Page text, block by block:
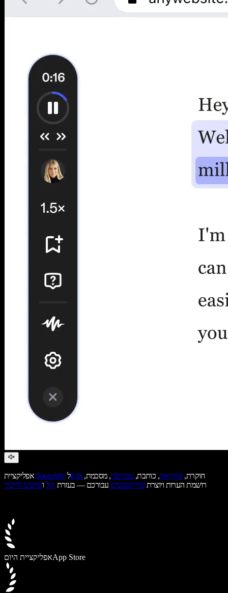
אפליקציית Speechify לiOS חוקרת,מקריאה, כותבת,מכתיבה, מסכמת,
רושמת הערות ויוצרתפודקאסטים עבורכם — בעזרת קול וטקסט לדיבור
אפליקציית היוםApp Store